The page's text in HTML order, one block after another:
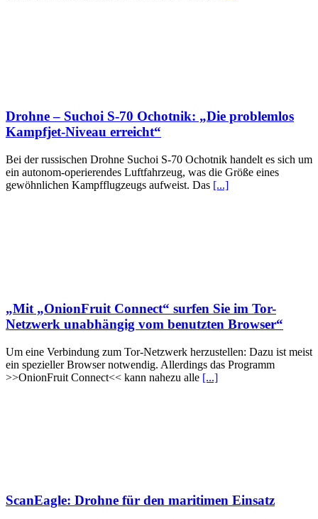
Drohne – Suchoi S-70 Ochotnik: „Die problemlos
Kampfjet-Niveau erreicht“
Bei der russischen Drohne Suchoi S-70 Ochotnik handelt es sich um
ein autonom-operierendes Luftfahrzeug, was die Größe eines
gewöhnlichen Kampfflugzeugs aufweist. Das [...]
„Mit „OnionFruit Connect“ surfen Sie im Tor-
Netzwerk unabhängig vom benutzten Browser“
Um eine Verbindung zum Tor-Netzwerk herzustellen: Dazu ist meist
ein spezieller Browser notwendig. Allerdings das Programm
>>OnionFruit Connect<< kann nahezu alle [...]
ScanEagle: Drohne für den maritimen Einsatz